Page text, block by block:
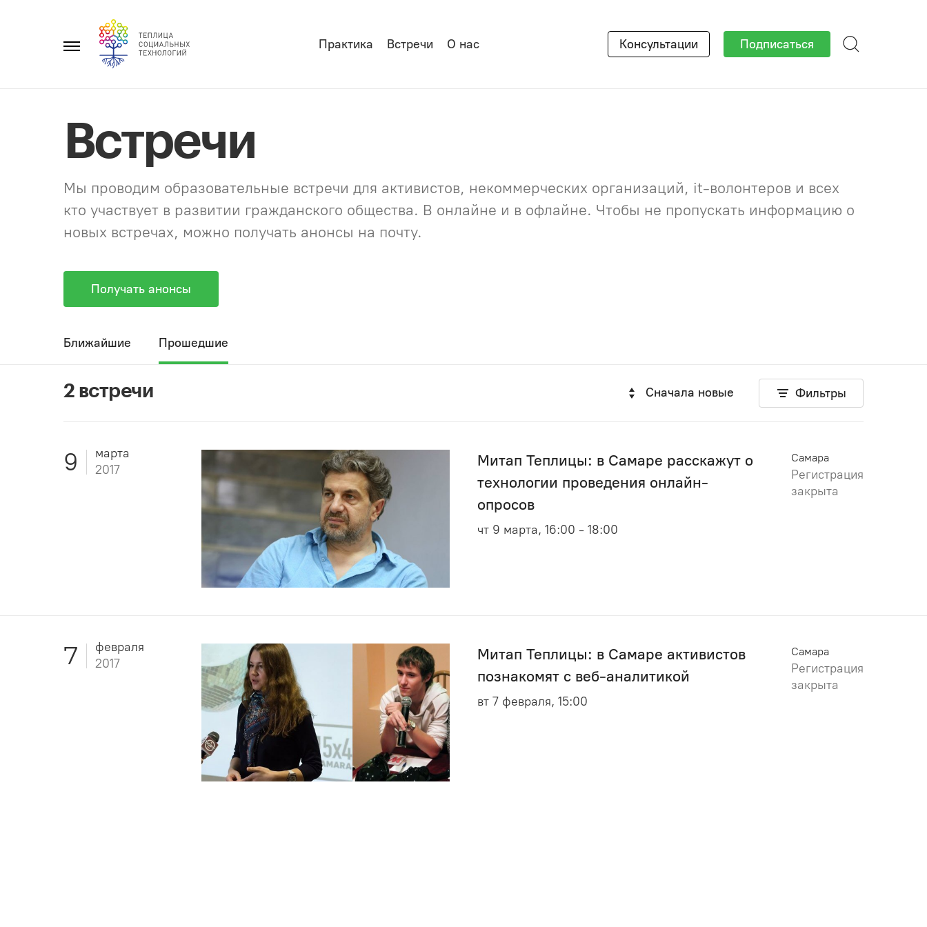
Главное
Практика Встречи О нас Консультации Подписаться
Встречи
Мы проводим образовательные встречи для активистов, некоммерческих организаций, it-волонтеров и всех
кто участвует в развитии гражданского общества. В онлайне и в офлайне. Чтобы не пропускать информацию о
новых встречах, можно получать анонсы на почту.
Получать анонсы
Ближайшие Прошедшие
2 встречи Сначала новые Фильтры
9
марта
2017
Митап Теплицы: в Самаре расскажут о
технологии проведения онлайн-
опросов
чт 9 марта, 16:00 - 18:00
Самара
Регистрация
закрыта
7
февраля
2017
Митап Теплицы: в Самаре активистов
познакомят с веб-аналитикой
вт 7 февраля, 15:00
Самара
Регистрация
закрыта